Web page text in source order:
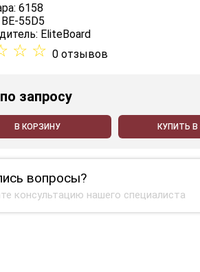
6158
55D5
EliteBoard
☆ ☆ 0 отзывов
по запросу
В КОРЗИНУ КУПИТЬ В
вопросы?
консультацию нашего специалиста